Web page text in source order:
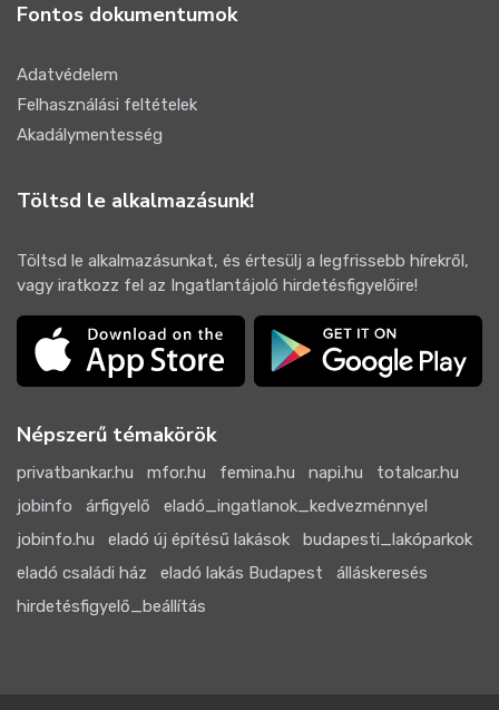
Fontos dokumentumok
Adatvédelem
Felhasználási feltételek
Akadálymentesség
Töltsd le alkalmazásunk!
Töltsd le alkalmazásunkat, és értesülj a legfrissebb hírekről,
vagy iratkozz fel az Ingatlantájoló hirdetésfigyelőire!
Népszerű témakörök
privatbankar.hu mfor.hu femina.hu napi.hu
totalcar.hu
jobinfo
árfigyelő
eladó_ingatlanok_kedvezménnyel
jobinfo.hu
eladó új építésű lakások
budapesti_lakóparkok
eladó családi ház
eladó lakás Budapest
álláskeresés
hirdetésfigyelő_beállítás